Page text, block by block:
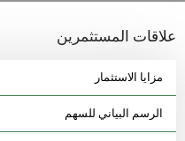
علاقات المستثمرين
مزايا الاستثمار
الرسم البياني للسهم